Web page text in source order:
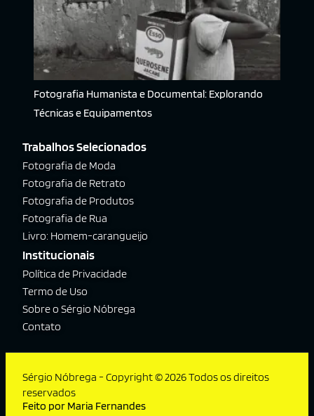
Fotografia Humanista e Documental: Explorando
Técnicas e Equipamentos
Trabalhos Selecionados
Fotografia de Moda
Fotografia de Retrato
Fotografia de Produtos
Fotografia de Rua
Livro: Homem-carangueijo
Institucionais
Política de Privacidade
Termo de Uso
Sobre o Sérgio Nóbrega
Contato
Sérgio Nóbrega - Copyright © 2026 Todos os direitos
reservados
Feito por Maria Fernandes